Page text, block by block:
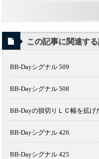
この記事に関連す
BB-Dayシグナル 509
BB-Dayシグナル 508
BB-Dayの損切りＬＣ幅を拡げ
BB-Dayシグナル 426
BB-Dayシグナル 425